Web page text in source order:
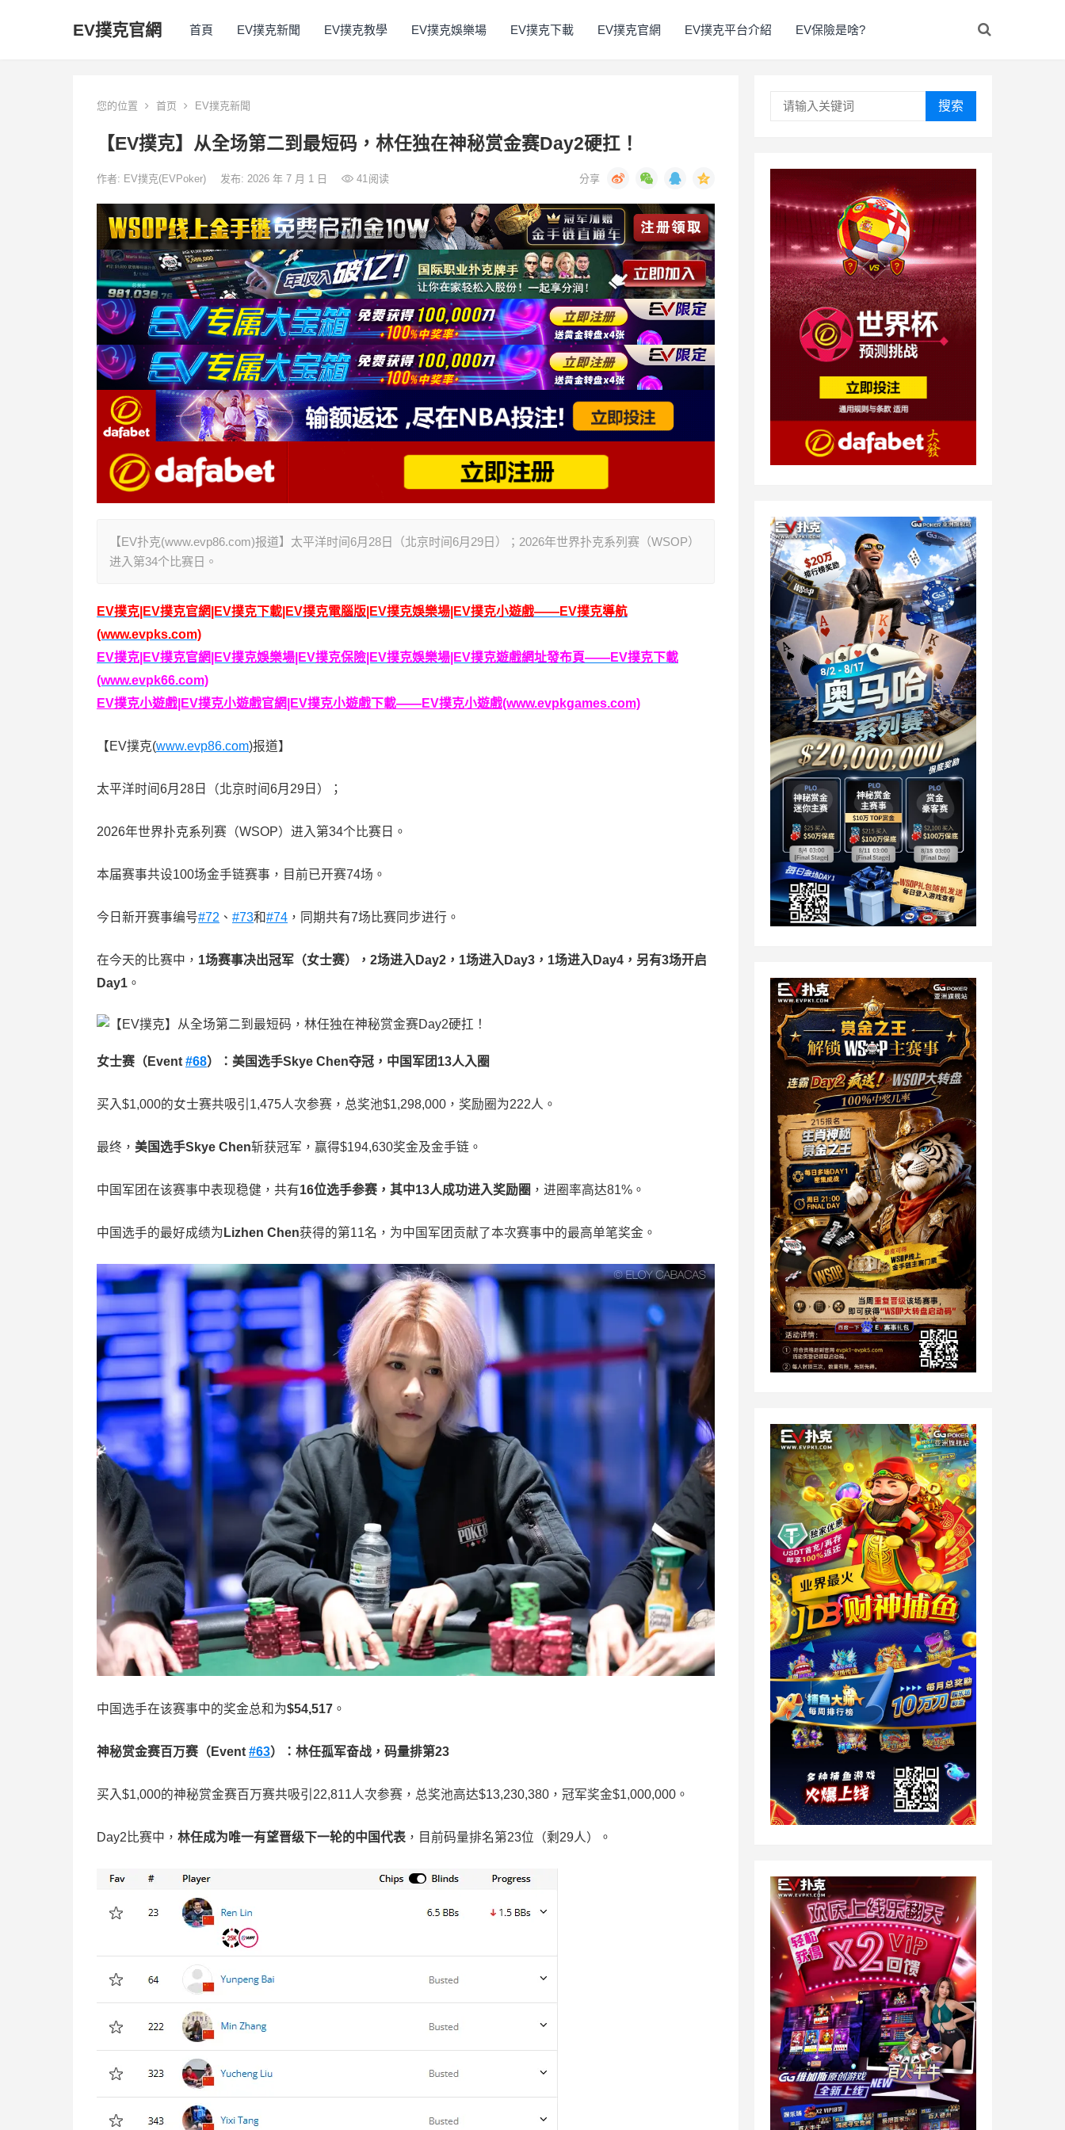
EV撲克官網 首頁 EV撲克新聞 EV撲克教學 EV撲克娛樂場 EV撲克下載 EV撲克官網 EV撲克平台介紹 EV保險是啥?
您的位置 首页 EV撲克新聞
【EV撲克】从全场第二到最短码，林任独在神秘赏金赛Day2硬扛！
作者: EV撲克(EVPoker) 发布: 2026 年 7 月 1 日 41阅读
【EV扑克(www.evp86.com)报道】太平洋时间6月28日（北京时间6月29日）；2026年世界扑克系列赛（WSOP）
进入第34个比赛日。
EV撲克|EV撲克官網|EV撲克下載|EV撲克電腦版|EV撲克娛樂場|EV撲克小遊戲——EV撲克導航
(www.evpks.com)
EV撲克|EV撲克官網|EV撲克娛樂場|EV撲克保險|EV撲克娛樂場|EV撲克遊戲網址發布頁——EV撲克下載
(www.evpk66.com)
EV撲克小遊戲|EV撲克小遊戲官網|EV撲克小遊戲下載——EV撲克小遊戲(www.evpkgames.com)
【EV撲克(www.evp86.com)报道】
太平洋时间6月28日（北京时间6月29日）；
2026年世界扑克系列赛（WSOP）进入第34个比赛日。
本届赛事共设100场金手链赛事，目前已开赛74场。
今日新开赛事编号#72 、 #73和#74 ，同期共有7场比赛同步进行。
在今天的比赛中， 1场赛事决出冠军（女士赛）， 2场进入 Day2 ， 1场进入 Day3 ， 1场进入 Day4 ，另有3场开启
Day1 。
女士赛（ Event #68）：美国选手Skye Chen夺冠，中国军团 13人入圈
买入$1,000的女士赛共吸引1,475人次参赛，总奖池$1,298,000，奖励圈为222人。
最终， 美国选手Skye Chen斩获冠军，赢得$194,630奖金及金手链。
中国军团在该赛事中表现稳健，共有16位选手参赛，其中13人成功进入奖励圈 ，进圈率高达81%。
中国选手的最好成绩为 Lizhen Chen获得的第11名，为中国军团贡献了本次赛事中的最高单笔奖金。
中国选手在该赛事中的奖金总和为$54,517 。
神秘赏金赛百万赛（ Event #63）：林任孤军奋战，码量排第23
买入$1,000的神秘赏金赛百万赛共吸引22,811人次参赛，总奖池高达$13,230,380，冠军奖金$1,000,000。
Day2比赛中， 林任成为唯一有望晋级下一轮的中国代表 ，目前码量排名第23位（剩29人）。
搜索